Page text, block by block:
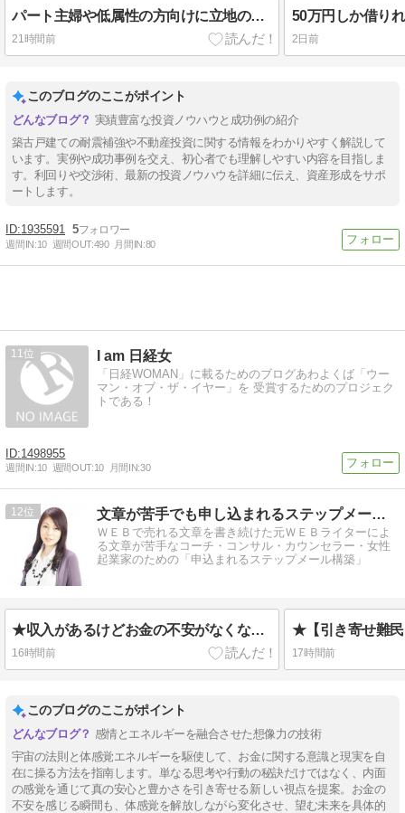
パート主婦や低属性の方向けに立地の考え方について書いてみました
21時間前 2日前
このブログのここがポイント
実績豊富な投資ノウハウと成功例の紹介
築古戸建ての耐震補強や不動産投資に関する情報をわかりやすく解説して
います。実例や成功事例を交え、初心者でも理解しやすい内容を目指しま
す。利回りや交渉術、最新の投資ノウハウを詳細に伝え、資産形成をサポ
ートします。
1935591 5
週間IN:10 週間OUT:490 月間IN:80
11 I am 日経女
「日経WOMAN」に載るためのブログあわよくば「ウー
マン・オブ・ザ・イヤー」を 受賞するためのプロジェク
トである！
1498955
週間IN:10 週間OUT:10 月間IN:30
12 文章が苦手でも申し込まれるステップメールが作れるブログ
ＷＥＢで売れる文章を書き続けた元ＷＥＢライターによ
る文章が苦手なコーチ・コンサル・カウンセラー・女性
起業家のための「申込まれるステップメール構築」
★収入があるけどお金の不安がなくならない人へ
16時間前 17時間前
このブログのここがポイント
感情とエネルギーを融合させた想像力の技術
宇宙の法則と体感覚エネルギーを駆使して、お金に関する意識と現実を自
在に操る方法を指南します。単なる思考や行動の秘訣だけではなく、内面
の感覚を通じて真の安心と豊かさを引き寄せる新しい視点を提案。お金の
不安を感じる瞬間も、体感覚を解放しながら変化させ、望む未来を具体的